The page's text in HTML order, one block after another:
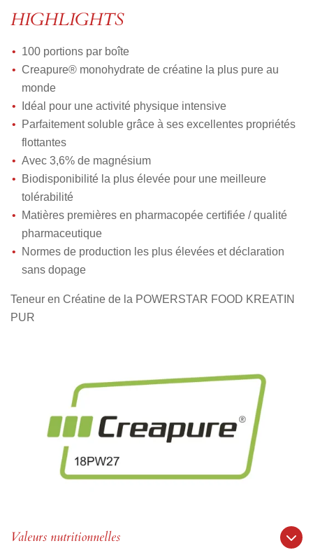
HIGHLIGHTS
100 portions par boîte
Creapure® monohydrate de créatine la plus pure au
monde
Idéal pour une activité physique intensive
Parfaitement soluble grâce à ses excellentes propriétés
flottantes
Avec 3,6% de magnésium
Biodisponibilité la plus élevée pour une meilleure
tolérabilité
Matières premières en pharmacopée certifiée / qualité
pharmaceutique
Normes de production les plus élevées et déclaration
sans dopage
Teneur en Créatine de la POWERSTAR FOOD KREATIN
PUR
Valeurs nutritionnelles